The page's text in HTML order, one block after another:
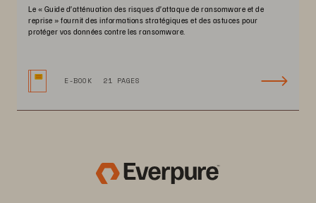
Le « Guide d’atténuation des risques d’attaque de ransomware et de
reprise » fournit des informations stratégiques et des astuces pour
protéger vos données contre les ransomware.
E-BOOK 21 PAGES